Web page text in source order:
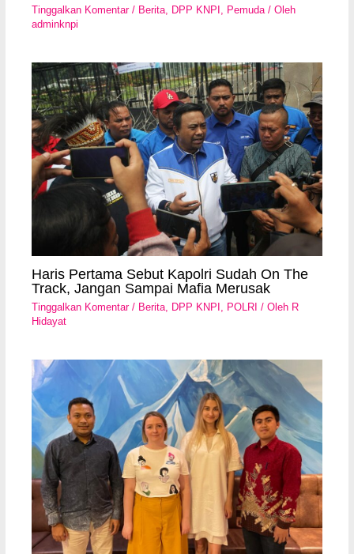
Tinggalkan Komentar / Berita, DPP KNPI , Pemuda/ Oleh
adminknpi
Haris Pertama Sebut Kapolri Sudah On The
Track, Jangan Sampai Mafia Merusak
Tinggalkan Komentar / Berita, DPP KNPI , POLRI / Oleh R
Hidayat